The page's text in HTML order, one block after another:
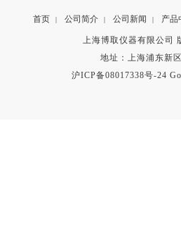
首页 | 公司简介 | 公司新闻 | 产品
上海博取仪器有限公司
地址：上海浦东新
沪ICP备08017338号-24